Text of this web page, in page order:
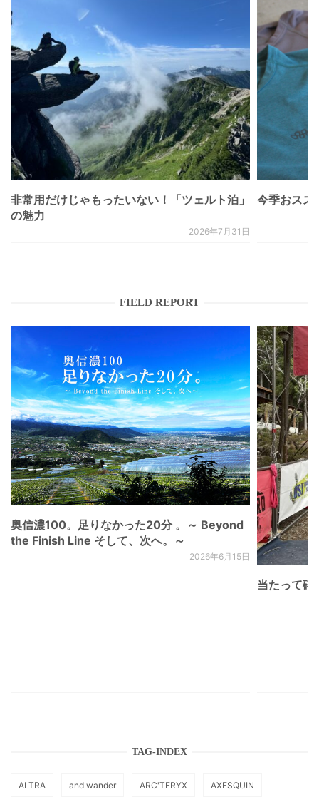
非常用だけじゃもったいない！「ツェルト泊」
の魅力
2026年7月31日
今季おスス
FIELD REPORT
奥信濃100。足りなかった20分 。～ Beyond
the Finish Line そして、次へ。～
2026年6月15日
当たって砕
TAG-INDEX
ALTRA and wander ARC'TERYX AXESQUIN